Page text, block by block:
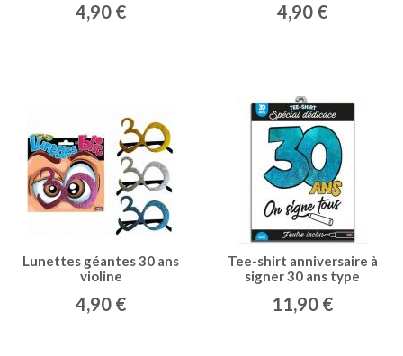
4,90 € 4,90 €
Lunettes géantes 30 ans
violine
4,90 €
Tee-shirt anniversaire à
signer 30 ans type
11,90 €